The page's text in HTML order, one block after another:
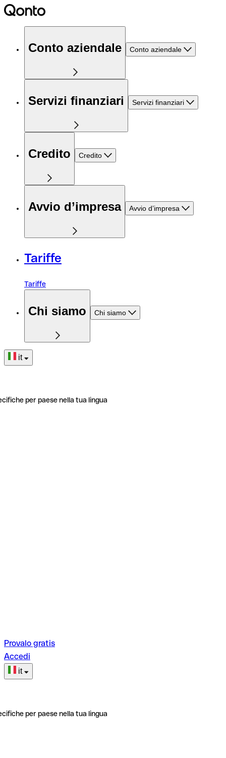
Conto aziendale Conto aziendale
Servizi finanziari Servizi finanziari
Credito Credito
Avvio d’impresa Avvio d’impresa
Tariffe
Tariffe
Chi siamo Chi siamo
it
per paese nella tua lingua
Provalo gratis
Accedi
it
per paese nella tua lingua